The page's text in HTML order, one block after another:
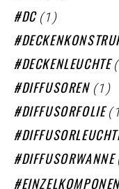
DC (1)
DECKENLEUCHTE
DIFFUSOREN (1)
DIFFUSORFOLIE
DIFFUSORWANNE